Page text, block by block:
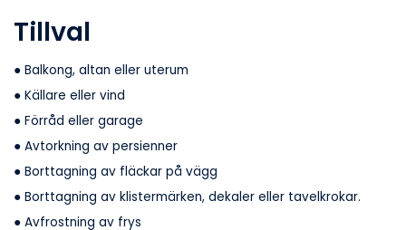
Tillval
● Balkong, altan eller uterum
● Källare eller vind
● Förråd eller garage
● Avtorkning av persienner
● Borttagning av fläckar på vägg
● Borttagning av klistermärken, dekaler eller tavelkrokar.
● Avfrostning av frys